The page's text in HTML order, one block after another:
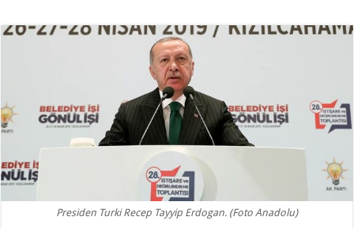
Presiden Turki Recep Tayyip Erdogan. (Foto Anadolu)